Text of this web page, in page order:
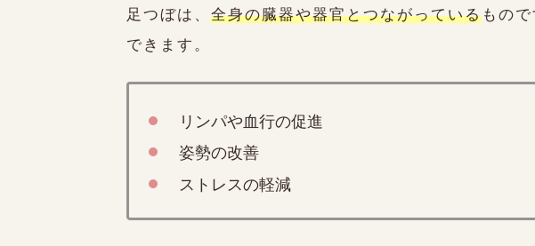
足つぼは、 全身の臓器や器官とつながっているもの
できます。
リンパや血行の促進
姿勢の改善
ストレスの軽減
Reservation
日時を確認する